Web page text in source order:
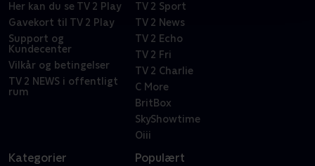
Her kan du se TV 2 Play
Gavekort til TV 2 Play
Support og
Kundecenter
Vilkår og betingelser
TV 2 NEWS i offentligt
rum
TV 2 Sport
TV 2 News
TV 2 Echo
TV 2 Fri
TV 2 Charlie
C More
BritBox
SkyShowtime
Oiii
Kategorier Populært